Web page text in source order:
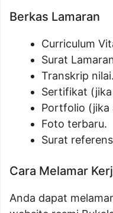
Berkas Lamaran
Curriculum
Surat
Transkrip nilai.
Sertifikat
Portfolio (jika
Foto terbaru.
Surat
Cara Melamar
Anda dapat